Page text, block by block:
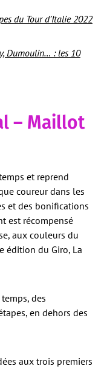
du Tour d’Italie 2022
Dumoulin… : les 10
– Maillot
et reprend
coureur dans les
et des bonifications
est récompensé
aux couleurs du
édition du Giro, La
des
en dehors des
aux trois premiers